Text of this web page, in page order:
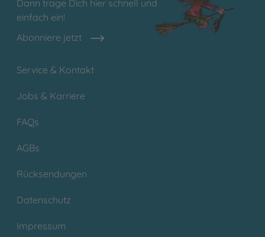
Dann trage Dich hier schnell und
einfach ein!
Abonniere jetzt
Service & Kontakt
Jobs & Karriere
FAQs
AGBs
Rücksendungen
Datenschutz
Impressum